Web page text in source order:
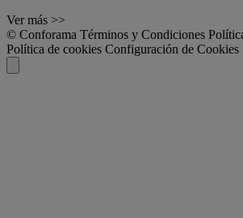
Ver más >>
© Conforama Términos y Condiciones
Política de cookies Configuración de Cookies